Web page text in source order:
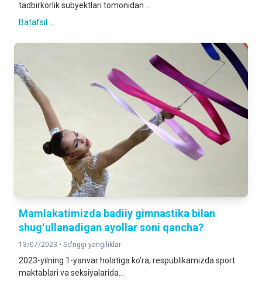
tadbirkorlik subyektlari tomonidan ...
Batafsil ...
Mamlakatimizda badiiy gimnastika bilan
shugʻullanadigan ayollar soni qancha?
13/07/2023 • So'nggi yangiliklar
2023-yilning 1-yanvar holatiga ko’ra, respublikamizda sport
maktablari va seksiyalarida...